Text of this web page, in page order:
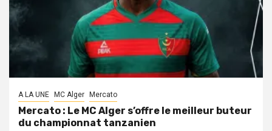
A LA UNE MC Alger Mercato
Mercato : Le MC Alger s’offre le meilleur buteur
du championnat tanzanien